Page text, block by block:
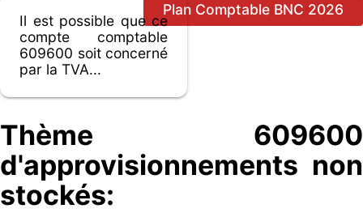
Plan Comptable BNC 2026
Il est possible que ce
compte comptable
609600 soit concerné
par la TVA...
Thème 609600
d'approvisionnements non
stockés: